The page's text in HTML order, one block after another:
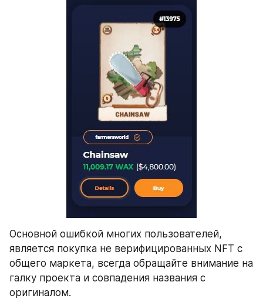
Основной ошибкой многих пользователей,
является покупка не верифицированных NFT с
общего маркета, всегда обращайте внимание на
галку проекта и совпадения названия с
оригиналом.